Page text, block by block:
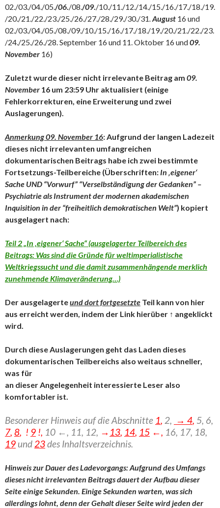
02./03./04./05./06./08./09./10./11./12./14./15./16./17./18./19.
/20./21./22./23./25./26./27./28./29./30./31.August 16 und
02./03./04./05./08./09./10./15./16./17./18./19./20./21./22./23.
/24./25./26./28. September 16 und 11. Oktober 16 und09.
November 16)
Zuletzt wurde dieser nicht irrelevante Beitrag am 09.
November 16 um 23:59 Uhr aktualisiert (einige
Fehlerkorrekturen, eine Erweiterung und zwei
Auslagerungen).
Anmerkung 09. November 16: Aufgrund der langen Ladezeit
dieses nicht irrelevanten umfangreichen
dokumentarischen Beitrags habe ich zwei bestimmte
Fortsetzungs-Teilbereiche (Überschriften: In ‚eigener‘
Sache UND “Vorwurf” “Verselbständigung der Gedanken” –
Psychiatrie als Instrument der modernen akademischen
Inquisition in der “freiheitlich demokratischen Welt”) kopiert
ausgelagert nach:
Teil 2 „In ‚eigener‘ Sache“ (ausgelagerter Teilbereich des
Beitrags: Was sind die Gründe für weltimperialistische
Weltkriegssucht und die damit zusammenhängende merklich
zunehmende Klimaveränderung…)
Der ausgelagerteund dort fortgesetzte Teil kann von hier
aus erreicht werden, indem der Link hierüber ↑ angeklickt
wird.
Durch diese Auslagerungen geht das Laden dieses
dokumentarischen Teilbereichs also weitaus schneller,
was für
an dieser Angelegenheit interessierte Leser also
komfortabler ist.
Besonderer Hinweis auf die Abschnitte 1, 2, → 4, 5, 6,
7, 8, ! 9 !, 10 ←, 11, 12, → 13, 14, 15 ←, 16, 17, 18,
19 und 23des Inhaltsverzeichnis.
Hinweis zur Dauer des Ladevorgangs: Aufgrund des Umfangs
dieses nicht irrelevanten Beitrags dauert der Aufbau dieser
Seite einige Sekunden. Einige Sekunden warten, was sich
allerdings lohnt, denn der Gehalt dieser Seite wird jeden der